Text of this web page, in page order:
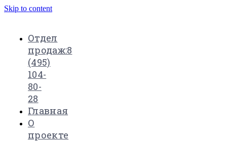
Skip to content
Отдел
продаж:8
(495)
104-
80-
28
Главная
О
проекте